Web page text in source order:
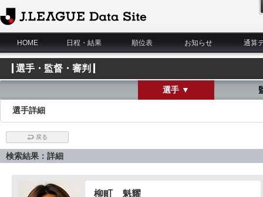
J.League Data Site
HOME
日程・結果 順位表 お知らせ 通算
選手・監督・審判
選手 ▼
選手詳細
戻る
検索結果：詳細
柳町 魁耀